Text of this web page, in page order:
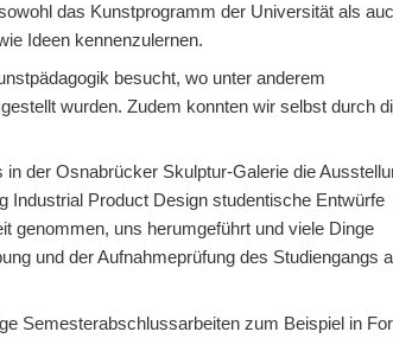
das Kunstprogramm der Universität als
Ideen kennenzulernen.
besucht, wo unter anderem
wurden. Zudem konnten wir selbst durch
der Osnabrücker Skulptur-Galerie die
Industrial Product Design studentische Entwürfe
genommen, uns herumgeführt und viele Dinge
und der Aufnahmeprüfung des Studiengangs
Semesterabschlussarbeiten zum Beispiel in